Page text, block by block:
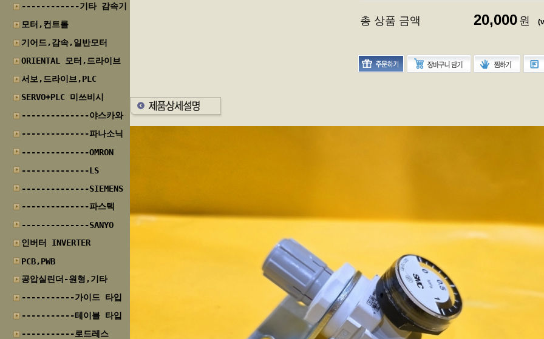
------------기타 감속기
모터,컨트롤
기어드,감속,일반모터
ORIENTAL 모터,드라이브
서보,드라이브,PLC
SERVO+PLC 미쓰비시
--------------야스카와
--------------파나소닉
--------------OMRON
--------------LS
--------------SIEMENS
--------------파스텍
--------------SANYO
인버터 INVERTER
PCB,PWB
공압실린더-원형,기타
-----------가이드 타입
-----------테이블 타입
-----------로드레스
총 상품 금액 20,000 원